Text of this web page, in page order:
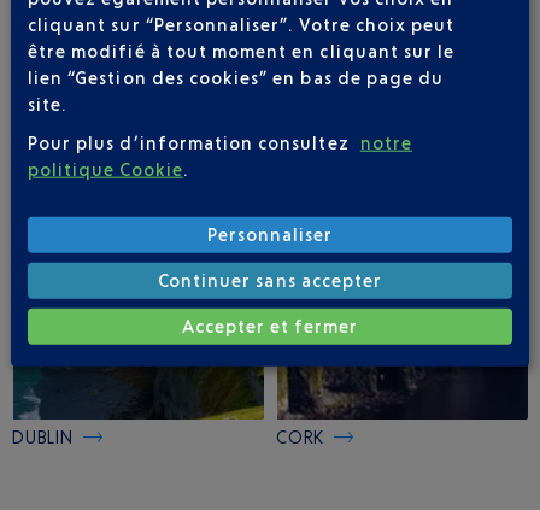
2 DESTINATIONS AVEC AER LINGUS AU
DUBLIN CORK
cliquant sur “Personnaliser”. Votre choix peut
être modifié à tout moment en cliquant sur le
lien “Gestion des cookies” en bas de page du
site.
Pour plus d’information consultez
notre
politique Cookie
Personnaliser
Continuer sans accepter
Accepter et fermer